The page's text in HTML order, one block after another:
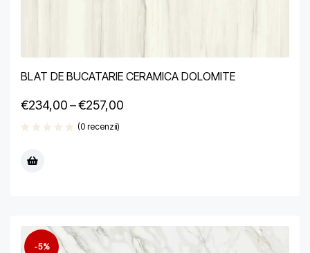
BLAT DE BUCATARIE CERAMICA DOLOMITE
€234,00–€257,00
(0 recenzii)
-5%